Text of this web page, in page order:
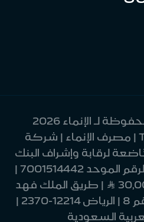
لـ الإنماء 2026
| مصرف الإنماء | شركة
لرقابة وإشراف البنك
المركزي السعودي | الرقم الموحد 7001514442 |
رأس مال 30,000,000,000 Ʀ | طريق الملك فهد
9033 | العليا | وحدة رقم 8 | الرياض 12214-2370 |
السعودية